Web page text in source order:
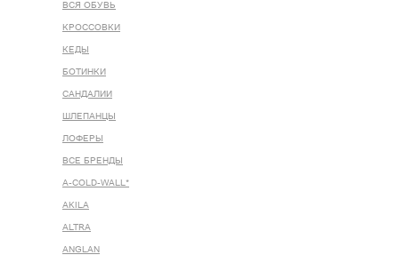
ВСЯ ОБУВЬ
КРОССОВКИ
КЕДЫ
БОТИНКИ
САНДАЛИИ
ШЛЕПАНЦЫ
ЛОФЕРЫ
ВСЕ БРЕНДЫ
A-COLD-WALL*
AKILA
ALTRA
ANGLAN